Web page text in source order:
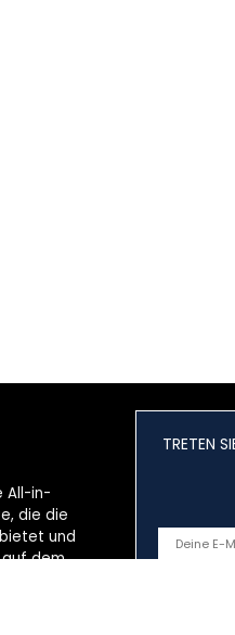
All-in-
die die
und
auf dem
TRETEN